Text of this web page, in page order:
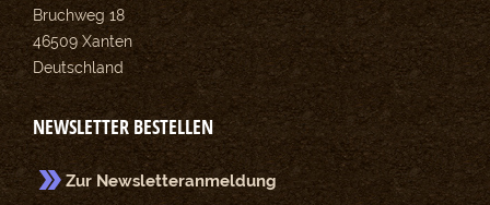
Bruchweg 18
46509 Xanten
Deutschland
NEWSLETTER BESTELLEN
Zur Newsletteranmeldung